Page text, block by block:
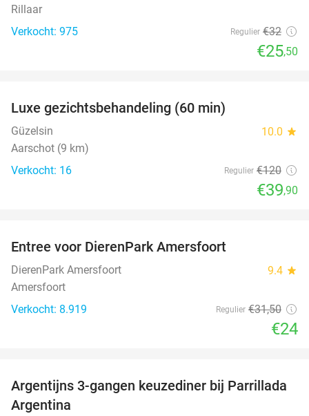
Rillaar
Verkocht: 975
Regulier €32
€25,50
Luxe gezichtsbehandeling (60 min)
Güzelsin 10.0 star
Aarschot (9 km)
Verkocht: 16
Regulier €120
€39,90
Entree voor DierenPark Amersfoort
DierenPark Amersfoort 9.4 star
Amersfoort
Verkocht: 8.919
Regulier €31,50
€24
51%
Argentijns 3-gangen keuzediner bij Parrillada
Argentina